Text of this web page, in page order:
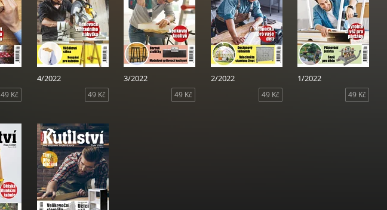
49 Kč
4/2022
49 Kč
3/2022
49 Kč
2/2022
49 Kč
1/2022
49 Kč